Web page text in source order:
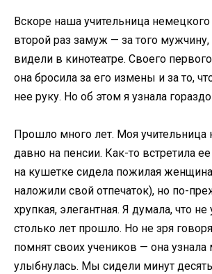
Вскоре наша учительница
второй раз замуж — за того
видели в кинотеатре. Своего
она бросила за его измены и за то,
нее руку. Но об этом я узнала
Прошло много лет. Моя учительница
давно на пенсии. Как-то встретила
на кушетке сидела пожилая
наложили свой отпечаток), но по-
хрупкая, элегантная. Я думала, что не
столько лет прошло. Но не зря
помнят своих учеников — она узнала
улыбнулась. Мы сидели минут